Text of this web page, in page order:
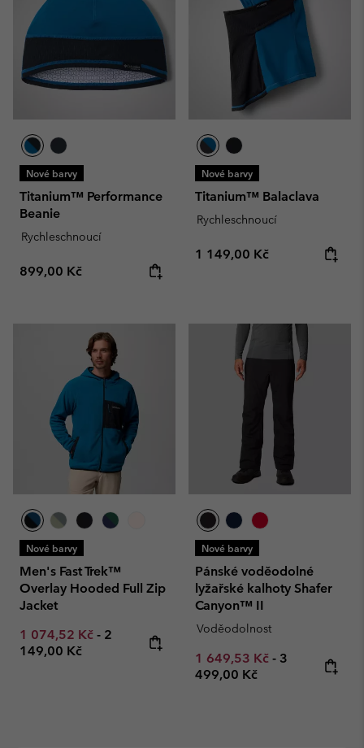
Nové barvy
Titanium™ Performance
Beanie
Rychleschnoucí
Regular price:
899,00 Kč
Nové barvy
Titanium™ Balaclava
Rychleschnoucí
Regular price:
1 149,00 Kč
Nové barvy
Men's Fast Trek™
Overlay Hooded Full Zip
Jacket
Minimum sale price:
1 074,52 Kč - Maximum price:
2
149,00 Kč
Nové barvy
Pánské voděodolné
lyžařské kalhoty Shafer
Canyon™ II
Voděodolnost
Minimum sale price:
1 649,53 Kč - Maximum
3
499,00 Kč